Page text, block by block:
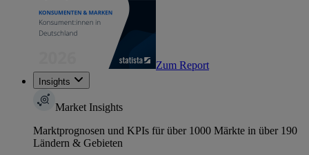
Zum Report
Insights
Market Insights
Marktprognosen und KPIs für über 1000 Märkte in über 190
Ländern & Gebieten